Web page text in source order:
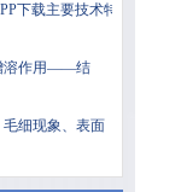
下载主要技术特
溶作用——结
、毛细现象、表面